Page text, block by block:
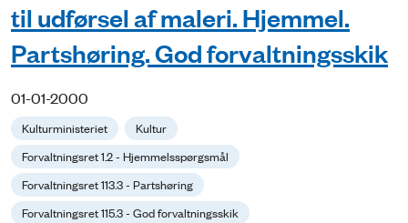
til udførsel af maleri. Hjemmel.
Partshøring. God forvaltningsskik
01-01-2000
Kulturministeriet
Kultur
Forvaltningsret 1.2 - Hjemmelsspørgsmål
Forvaltningsret 113.3 - Partshøring
Forvaltningsret 115.3 - God forvaltningsskik